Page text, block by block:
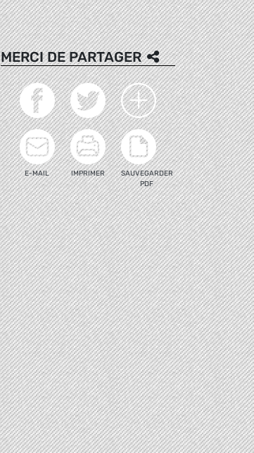
MERCI DE PARTAGER
E-MAIL IMPRIMER
SAUVEGARDER
PDF